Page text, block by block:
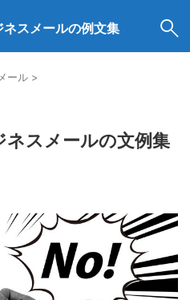
スメールの例文集
ール >
スメールの文例集